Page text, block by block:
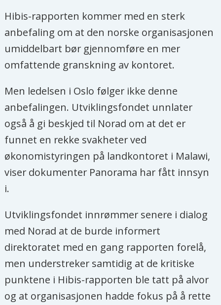
Hibis-rapporten kommer med en sterk
anbefaling om at den norske organisasjonen
umiddelbart bør gjennomføre en mer
omfattende granskning av kontoret.
Men ledelsen i Oslo følger ikke denne
anbefalingen. Utviklingsfondet unnlater
også å gi beskjed til Norad om at det er
funnet en rekke svakheter ved
økonomistyringen på landkontoret i Malawi,
viser dokumenter Panorama har fått innsyn
i.
Utviklingsfondet innrømmer senere i dialog
med Norad at de burde informert
direktoratet med en gang rapporten forelå,
men understreker samtidig at de kritiske
punktene i Hibis-rapporten ble tatt på alvor
og at organisasjonen hadde fokus på å rette